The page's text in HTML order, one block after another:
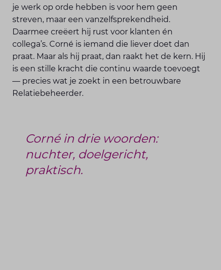
je werk op orde hebben is voor hem geen
streven, maar een vanzelfsprekendheid.
Daarmee creëert hij rust voor klanten én
collega’s. Corné is iemand die liever doet dan
praat. Maar als hij praat, dan raakt het de kern. Hij
is een stille kracht die continu waarde toevoegt
— precies wat je zoekt in een betrouwbare
Relatiebeheerder.
Corné in drie woorden:
nuchter, doelgericht,
praktisch.